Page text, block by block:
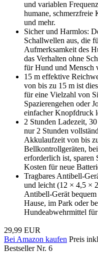
und variablen
humane, schmerzfreie
und mehr.
Sicher und Harmlos:
Schallwellen aus, die
Aufmerksamkeit des
das Verhalten ohne
für Hund und Mensch
15 m effektive
von bis zu 15 m ist
für eine Vielzahl von
Spazierengehen oder
einfacher Knopfdruck
2 Stunden Ladezeit,
nur 2 Stunden
Akkulaufzeit von bis
Bellkontrollgeräten,
erforderlich ist, sparen
Kosten für neue
Tragbares Antibell-
und leicht (12 × 4,5 ×
Antibell-Gerät
Hause, im Park oder
Hundeabwehrmittel
29,99 EUR
Bei Amazon kaufen Preis
Bestseller Nr. 6